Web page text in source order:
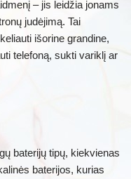
– jis leidžia jonams
judėjimą. Tai
išorine grandine,
telefoną, sukti variklį ar
baterijų tipų, kiekvienas
baterijos, kurias